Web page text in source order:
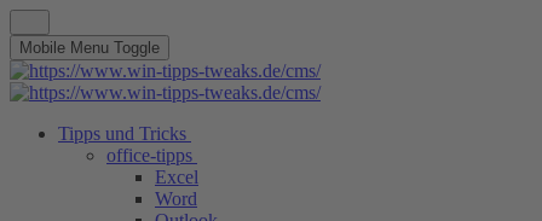
Mobile Menu Toggle
Tipps und Tricks
office-tipps
Excel
Word